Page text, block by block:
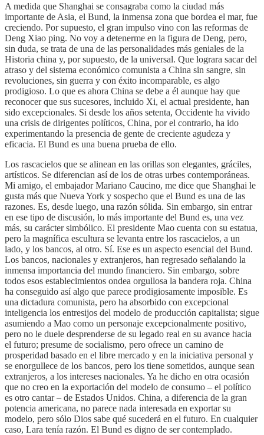
A medida que Shanghai se consagraba como la ciudad más
importante de Asia, el Bund, la inmensa zona que bordea el mar, fue
creciendo. Por supuesto, el gran impulso vino con las reformas de
Deng Xiao ping. No voy a detenerme en la figura de Deng, pero,
sin duda, se trata de una de las personalidades más geniales de la
Historia china y, por supuesto, de la universal. Que lograra sacar del
atraso y del sistema económico comunista a China sin sangre, sin
revoluciones, sin guerra y con éxito incomparable, es algo
prodigioso. Lo que es ahora China se debe a él aunque hay que
reconocer que sus sucesores, incluido Xi, el actual presidente, han
sido excepcionales. Si desde los años setenta, Occidente ha vivido
una crisis de dirigentes políticos, China, por el contrario, ha ido
experimentando la presencia de gente de creciente agudeza y
eficacia. El Bund es una buena prueba de ello.
Los rascacielos que se alinean en las orillas son elegantes, gráciles,
artísticos. Se diferencian así de los de otras urbes contemporáneas.
Mi amigo, el embajador Mariano Caucino, me dice que Shanghai le
gusta más que Nueva York y sospecho que el Bund es una de las
razones. Es, desde luego, una razón sólida. Sin embargo, sin entrar
en ese tipo de discusión, lo más importante del Bund es, una vez
más, su carácter simbólico. El presidente Mao cuenta con su estatua,
pero la magnífica escultura se levanta entre los rascacielos, a un
lado, y los bancos, al otro. Sí. Ese es un aspecto esencial del Bund.
Los bancos, nacionales y extranjeros, han regresado señalando la
inmensa importancia del mundo financiero. Sin embargo, sobre
todos esos establecimientos ondea orgullosa la bandera roja. China
ha conseguido así algo que parece prodigiosamente imposible. Es
una dictadura comunista, pero ha absorbido con excepcional
inteligencia los entresijos del modelo de producción capitalista; sigue
asumiendo a Mao como un personaje excepcionalmente positivo,
pero no le duele desprenderse de su legado real en su avance hacia
el futuro; presume de socialismo, pero ofrece un camino de
prosperidad basado en el libre mercado y en la iniciativa personal y
se enorgullece de los bancos, pero los tiene sometidos, aunque sean
extranjeros, a los intereses nacionales. Ya he dicho en otra ocasión
que no creo en la exportación del modelo de consumo – el político
es otro cantar – de Estados Unidos. China, a diferencia de la gran
potencia americana, no parece nada interesada en exportar su
modelo, pero sólo Dios sabe qué sucederá en el futuro. En cualquier
caso, Lara tenía razón. El Bund es digno de ser contemplado.